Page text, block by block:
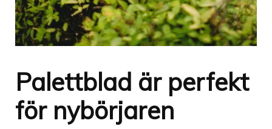
Palettblad är perfekt
för nybörjaren